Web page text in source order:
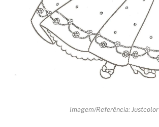
Imagem/Referência: Justcolor